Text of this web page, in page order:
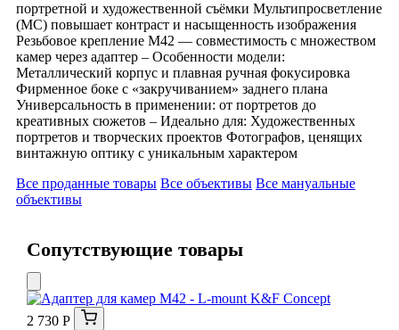
портретной и художественной съёмки Мультипросветление
(МС) повышает контраст и насыщенность изображения
Резьбовое крепление М42 — совместимость с множеством
камер через адаптер – Особенности модели:
Металлический корпус и плавная ручная фокусировка
Фирменное боке с «закручиванием» заднего плана
Универсальность в применении: от портретов до
креативных сюжетов – Идеально для: Художественных
портретов и творческих проектов Фотографов, ценящих
винтажную оптику с уникальным характером
Все проданные товары Все объективы Все мануальные
объективы
Сопутствующие товары
2 730 Р